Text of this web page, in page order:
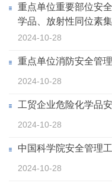
重点单位重要部位安
学品、放射性同位素
2024-10-28
重点单位消防安全管
2024-10-28
工贸企业危险化学品
2024-10-28
中国科学院安全管理
2024-10-28